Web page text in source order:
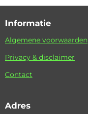
Informatie
Algemene voorwaarden
Privacy & disclaimer
Contact
Adres